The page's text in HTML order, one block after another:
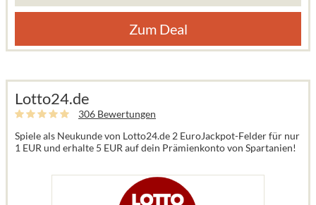
Zum Deal
Lotto24.de
306 Bewertungen
Spiele als Neukunde von Lotto24.de 2 EuroJackpot-Felder für nur
1 EUR und erhalte 5 EUR auf dein Prämienkonto von Spartanien!